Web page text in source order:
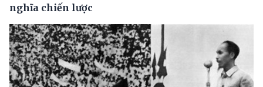
nghĩa chiến lược